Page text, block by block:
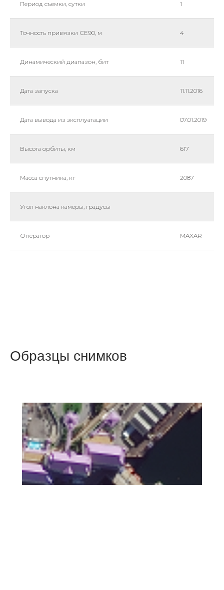
Период съемки, сутки 1
Точность привязки СЕ90, м 4
Динамический диапазон, бит 11
Дата запуска 11.11.2016
Дата вывода из эксплуатации 07.01.2019
Высота орбиты, км 617
Масса спутника, кг 2087
Угол наклона камеры, градусы
Оператор MAXAR
Образцы снимков